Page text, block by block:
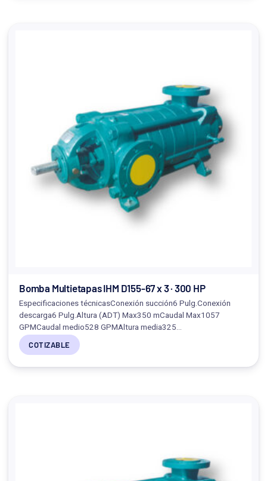
Bomba Multietapas IHM D155-67 x 3 · 300 HP
Especificaciones técnicasConexión succión6 Pulg.Conexión
descarga6 Pulg.Altura (ADT) Max350 mCaudal Max1057
GPMCaudal medio528 GPMAltura media325…
COTIZABLE